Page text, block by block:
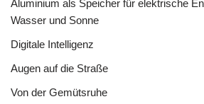
Aluminium als Speicher für elektrische
Wasser und Sonne
Digitale Intelligenz
Augen auf die Straße
Von der Gemütsruhe